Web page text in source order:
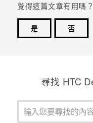
覺得這篇文章有用嗎？
是
否
尋找 HTC